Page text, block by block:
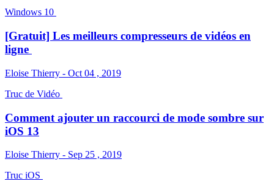
Windows 10
[Gratuit] Les meilleurs compresseurs de vidéos en
ligne
Eloise Thierry - Oct 04 , 2019
Truc de Vidéo
Comment ajouter un raccourci de mode sombre sur
iOS 13
Eloise Thierry - Sep 25 , 2019
Truc iOS